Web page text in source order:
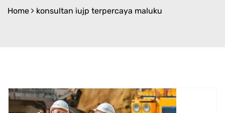
Home konsultan iujp terpercaya maluku